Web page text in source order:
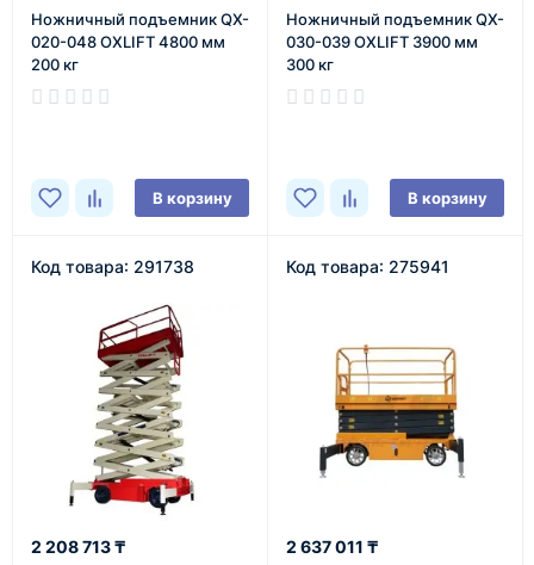
Ножничный подъемник QX-
020-048 OXLIFT 4800 мм
200 кг
В корзину
Ножничный подъемник QX-
030-039 OXLIFT 3900 мм
300 кг
В корзину
Код товара: 291738
2 208 713 ₸
Код товара: 275941
2 637 011 ₸